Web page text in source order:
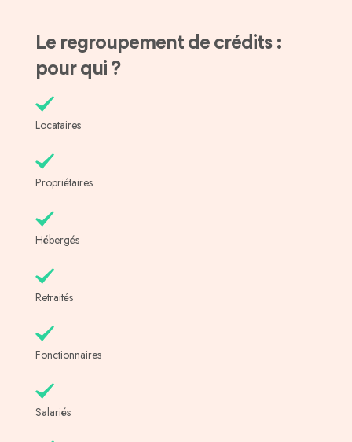
Le regroupement de crédits :
pour qui ?
Locataires
Propriétaires
Hébergés
Retraités
Fonctionnaires
Salariés